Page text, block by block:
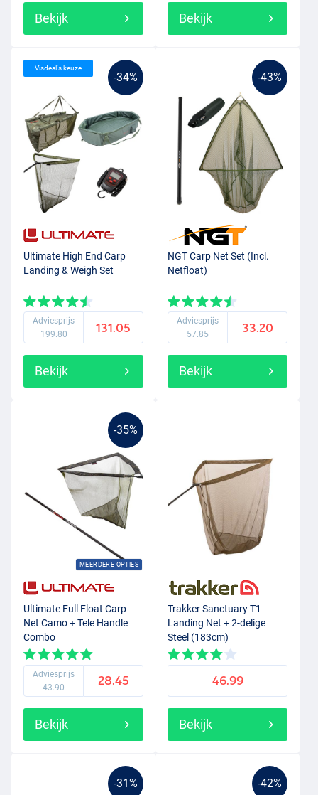
Bekijk Bekijk
-34%
Visdeal's keuze
Ultimate High End Carp
Landing & Weigh Set
Adviesprijs
199.80
131.05
Bekijk
-43%
NGT Carp Net Set (Incl.
Netfloat)
Adviesprijs
57.85
33.20
Bekijk
-35%
MEERDERE OPTIES
Ultimate Full Float Carp
Net Camo + Tele Handle
Combo
Adviesprijs
43.90
28.45
Bekijk
Trakker Sanctuary T1
Landing Net + 2-delige
Steel (183cm)
46.99
Bekijk
-31% -42%